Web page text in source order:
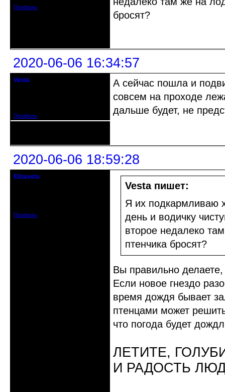
Профиль
бросят?
2020-06-06 16:34:57
Vesta
Профиль
А сейчас пошла и
совсем на проходе
дальше будет, не
2020-06-06 18:59:28
Elizaveta
Профиль
Vesta пишет:
Я их подкармливаю
день и водичку
второе недалеко
птенчика бросят?
Вы правильно делаете,
Если новое гнездо
время дождя бывает
птенцами может
что погода будет
ЛЕТИТЕ,
И РАДОСТЬ